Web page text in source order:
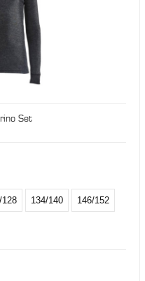
Set
128 134/140 146/152